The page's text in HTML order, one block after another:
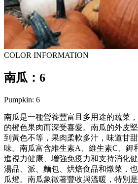
COLOR INFORMATION
南瓜：6
Pumpkin: 6
南瓜是一種營養豐富且多用途的蔬菜
的橙色果肉而深受喜愛。南瓜的外皮
到黃色不等，果肉柔軟多汁，味道甘
味。南瓜富含維生素A、維生素C、鉀
進視力健康、增強免疫力和支持消化
湯品、派、麵包、烘焙食品和燉菜，
瓜燈。南瓜象徵著豐收與溫暖，特別